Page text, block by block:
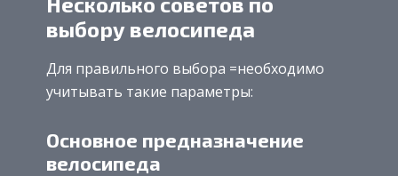
выбору велосипеда
Для правильного выбора =необходимо
учитывать такие параметры:
Основное предназначение
велосипеда